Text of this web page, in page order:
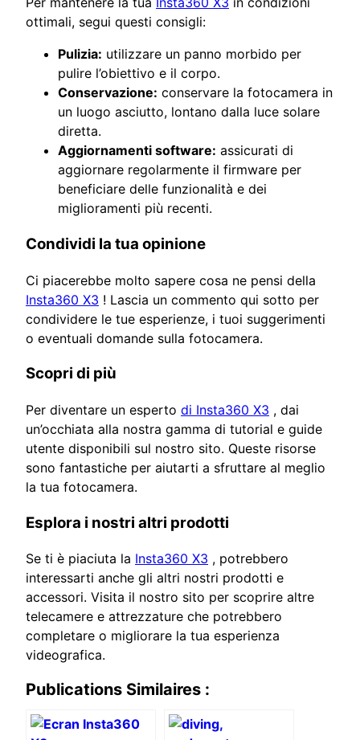
ottimali, segui questi consigli:
Pulizia: utilizzare un panno morbido per
pulire l’obiettivo e il corpo.
Conservazione: conservare la fotocamera in
un luogo asciutto, lontano dalla luce solare
diretta.
Aggiornamenti software: assicurati di
aggiornare regolarmente il firmware per
beneficiare delle funzionalità e dei
miglioramenti più recenti.
Condividi la tua opinione
Ci piacerebbe molto sapere cosa ne pensi della
Insta360 X3 ! Lascia un commento qui sotto per
condividere le tue esperienze, i tuoi suggerimenti
o eventuali domande sulla fotocamera.
Scopri di più
Per diventare un esperto di Insta360 X3 , dai
un’occhiata alla nostra gamma di tutorial e guide
utente disponibili sul nostro sito. Queste risorse
sono fantastiche per aiutarti a sfruttare al meglio
la tua fotocamera.
Esplora i nostri altri prodotti
Se ti è piaciuta la Insta360 X3 , potrebbero
interessarti anche gli altri nostri prodotti e
accessori. Visita il nostro sito per scoprire altre
telecamere e attrezzature che potrebbero
completare o migliorare la tua esperienza
videografica.
Publications Similaires :